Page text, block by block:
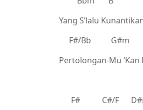
Yang S’lalu
F#/Bb G#m
Pertolongan-Mu ‘Kan
F# C#/F